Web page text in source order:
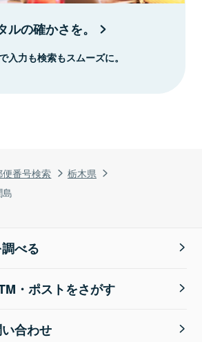
便番号検索
栃木県
島
の確かさを。
入力も検索もスムーズに。
べる
・ポストをさがす
合わせ